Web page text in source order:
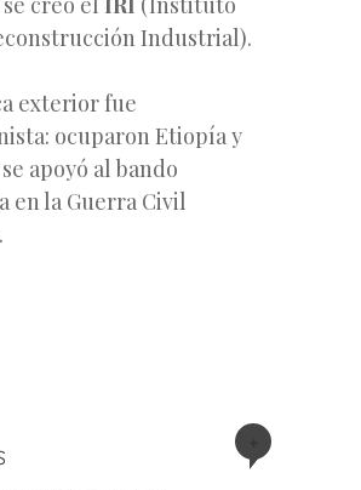
Industrial).
exterior fue
ocuparon Etiopía y
apoyó al bando
en la Guerra Civil